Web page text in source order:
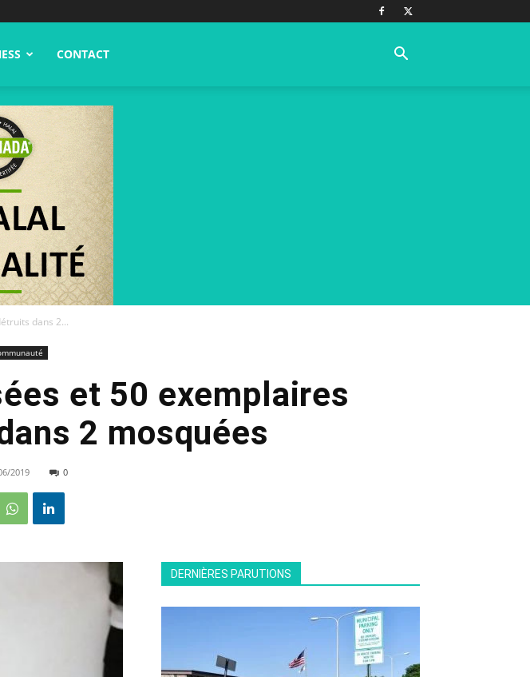
CONTACT
dans 2...
et 50 exemplaires
2 mosquées
2019 0
DERNIÈRES PARUTIONS